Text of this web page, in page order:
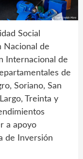
Social
Nacional de
Internacional de
de
Soriano, San
Treinta y
a apoyo
de Inversión